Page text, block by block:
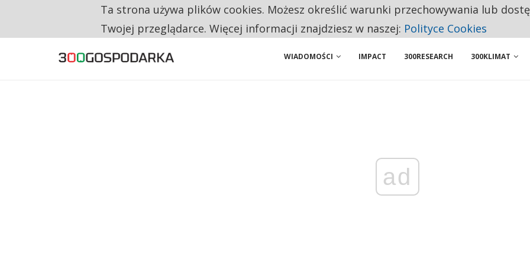
RESTRYKCJE CHIN UDERZAJĄ W EUROPEJSKI PRZEMYSŁ. NA LIŚCIE SĄ DWA PODMIOTY Z POLSKI
WIADOMOŚCI IMPACT 300RESEARCH 300KLIMAT
ad
Ta strona używa plików cookies. Możesz określić warunki przechowywania lub
Twojej przeglądarce. Więcej informacji znajdziesz w naszej: Polityce Cookies